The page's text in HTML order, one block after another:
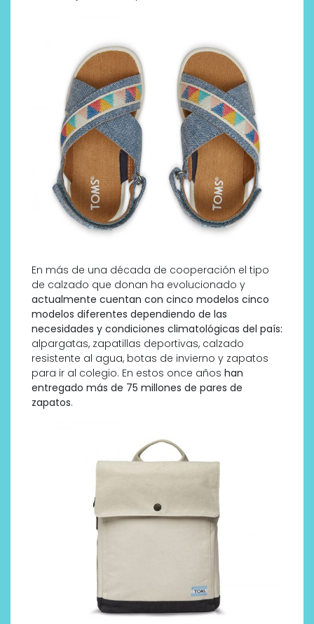
En más de una década de cooperación el tipo
de calzado que donan ha evolucionado y
actualmente cuentan con cinco modelos cinco
modelos diferentes dependiendo de las
necesidades y condiciones climatológicas del país:
alpargatas, zapatillas deportivas, calzado
resistente al agua, botas de invierno y zapatos
para ir al colegio. En estos once años han
entregado más de 75 millones de pares de
zapatos.